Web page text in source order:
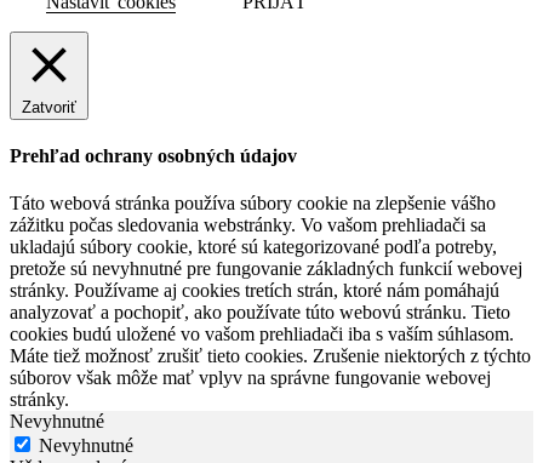
Zatvoriť
Prehľad ochrany osobných údajov
Táto webová stránka používa súbory cookie na zlepšenie vášho
zážitku počas sledovania webstránky. Vo vašom prehliadači sa
ukladajú súbory cookie, ktoré sú kategorizované podľa potreby,
pretože sú nevyhnutné pre fungovanie základných funkcií webovej
stránky. Používame aj cookies tretích strán, ktoré nám pomáhajú
analyzovať a pochopiť, ako používate túto webovú stránku. Tieto
cookies budú uložené vo vašom prehliadači iba s vaším súhlasom.
Máte tiež možnosť zrušiť tieto cookies. Zrušenie niektorých z týchto
súborov však môže mať vplyv na správne fungovanie webovej
stránky.
Nevyhnutné
Nevyhnutné